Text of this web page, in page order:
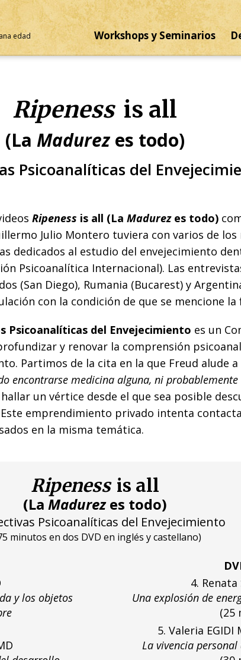
edad Workshops y Seminarios
Ripeness is all
(La Madurezes todo)
Psicoanalíticas del
Ripeness is all (La Madurezes todo)
Julio Montero tuviera con varios de los
dedicados al estudio del envejecimiento
Psicoanalítica Internacional). Las
(San Diego), Rumania (Bucarest) y
con la condición de que se mencione la
Psicoanalíticas del Envejecimiento es un
y renovar la comprensión
Partimos de la cita en la que Freud alude a
encontrarse medicina alguna, ni
un vértice desde el que sea posible
emprendimiento privado intenta
en la misma temática.
Ripeness is all
(La Madurezes todo)
Psicoanalíticas del Envejecimiento
minutos en dos DVD en inglés y castellano)
y los objetos
4. Renata
Una explosión de
(25
5. Valeria EGIDI
La vivencia